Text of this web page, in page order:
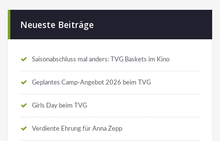
Neueste Beiträge
Saisonabschluss mal anders: TVG Baskets im Kino
Geplantes Camp-Angebot 2026 beim TVG
Girls Day beim TVG
Verdiente Ehrung für Anna Zepp